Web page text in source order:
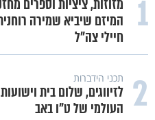
1
מזוזות, ציציות וספרים
המיזם שיביא שמירה
חיילי צה"ל
2 תכני הידברות
לזיווגים, שלום בית
העולמי של ט"ו באב